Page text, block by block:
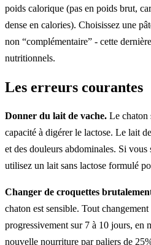
poids calorique (pas en poids brut,
dense en calories). Choisissez une
non “complémentaire” - cette
nutritionnels.
Les erreurs courantes
Donner du lait de vache. Le chaton
capacité à digérer le lactose. Le lait
et des douleurs abdominales. Si
utilisez un lait sans lactose formulé
Changer de croquettes
chaton est sensible. Tout
progressivement sur 7 à 10 jours, en
nouvelle nourriture par paliers de